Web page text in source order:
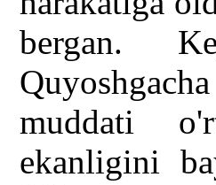
bergan.
muddati
ekanligini